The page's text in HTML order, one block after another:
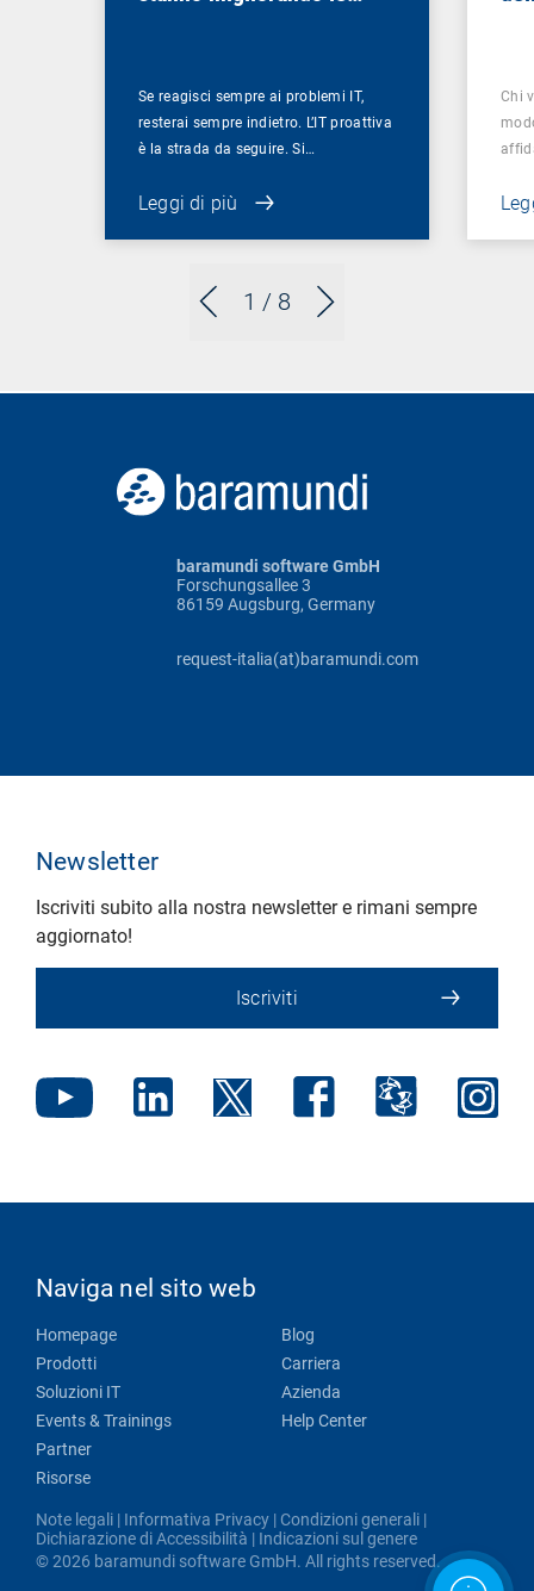
1 / 8
Se reagisci sempre ai problemi IT,
resterai sempre indietro. L’IT proattiva
è la strada da seguire. Si…
Leggi di più
Chi
baramundi software GmbH
Forschungsallee 3
86159 Augsburg, Germany
request-italia(at)baramundi.com
Newsletter
Iscriviti subito alla nostra newsletter e rimani sempre
aggiornato!
Iscriviti
Naviga nel sito web
Homepage
Prodotti
Soluzioni IT
Events & Trainings
Partner
Risorse
Blog
Carriera
Azienda
Help Center
Note legali | Informativa Privacy | Condizioni generali |
Dichiarazione di Accessibilità | Indicazioni sul genere
© 2026 baramundi software GmbH. All rights reserved.